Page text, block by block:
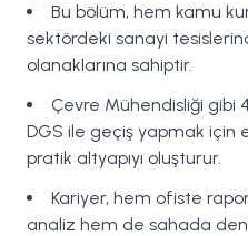
Bu bölüm, hem kamu
sektördeki sanayi
olanaklarına sahiptir.
Çevre Mühendisliği gibi
DGS ile geçiş yapmak için
pratik altyapıyı oluşturur.
Kariyer, hem ofiste
analiz hem de sahada